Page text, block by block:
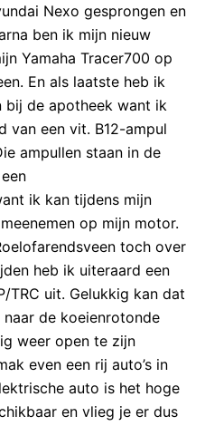
Nexo gesprongen en
ben ik mijn nieuw
Yamaha Tracer700 op
En als laatste heb ik
bij de apotheek want ik
van een vit. B12-ampul
ampullen staan in de
ik kan tijdens mijn
op mijn motor.
toch over
heb ik uiteraard een
TRC uit. Gelukkig kan dat
de koeienrotonde
weer open te zijn
even een rij auto’s in
auto is het hoge
en vlieg je er dus